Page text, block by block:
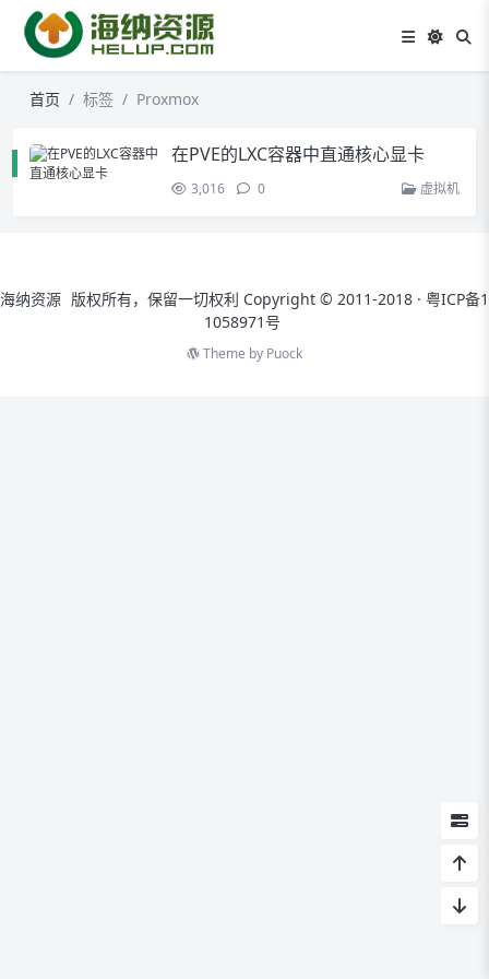
首页 标签 Proxmox
在PVE的LXC容器中直通核心显卡
3,016 0 虚拟机
海纳资源 版权所有，保留一切权利 Copyright © 2011-2018 · 粤ICP备1
1058971号
Theme by Puock